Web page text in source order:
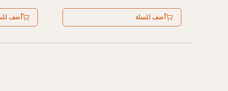
أضف للسلة أضف